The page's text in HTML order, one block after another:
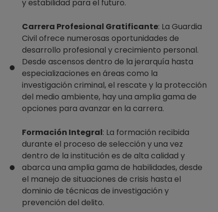
y estabilidad para el futuro.
Carrera Profesional Gratificante: La Guardia
Civil ofrece numerosas oportunidades de
desarrollo profesional y crecimiento personal.
Desde ascensos dentro de la jerarquía hasta
especializaciones en áreas como la
investigación criminal, el rescate y la protección
del medio ambiente, hay una amplia gama de
opciones para avanzar en la carrera.
Formación Integral: La formación recibida
durante el proceso de selección y una vez
dentro de la institución es de alta calidad y
abarca una amplia gama de habilidades, desde
el manejo de situaciones de crisis hasta el
dominio de técnicas de investigación y
prevención del delito.